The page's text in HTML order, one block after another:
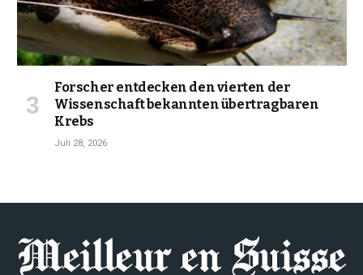
Forscher entdecken den vierten der
Wissenschaft bekannten übertragbaren
Krebs
Juli 28, 2026